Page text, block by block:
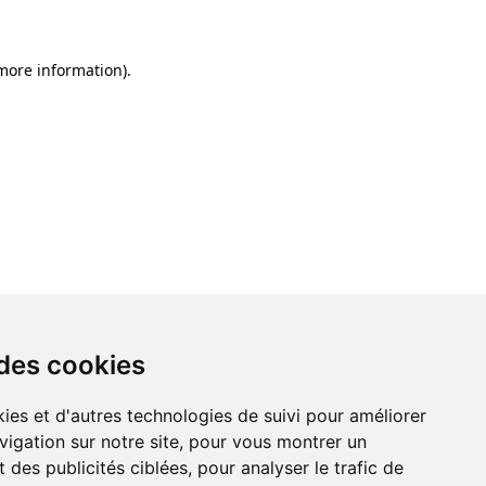
cookies
et d'autres technologies de suivi pour améliorer
sur notre site, pour vous montrer un
des publicités ciblées, pour analyser le trafic de
information).